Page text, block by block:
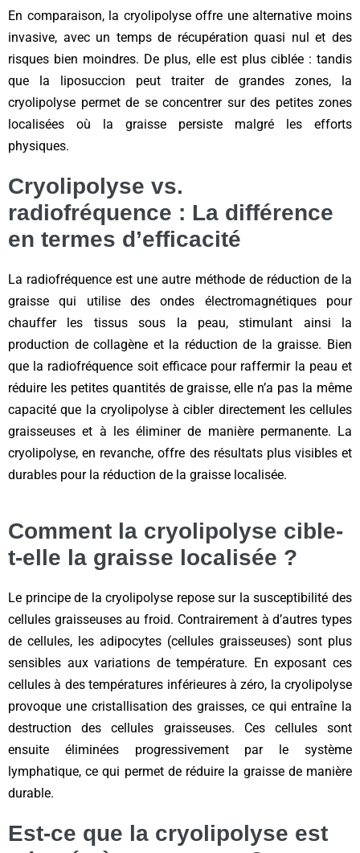
En comparaison, la cryolipolyse offre une alternative moins
invasive, avec un temps de récupération quasi nul et des
risques bien moindres. De plus, elle est plus ciblée : tandis
que la liposuccion peut traiter de grandes zones, la
cryolipolyse permet de se concentrer sur des petites zones
localisées où la graisse persiste malgré les efforts
physiques.
Cryolipolyse vs.
radiofréquence : La différence
en termes d’efficacité
La radiofréquence est une autre méthode de réduction de la
graisse qui utilise des ondes électromagnétiques pour
chauffer les tissus sous la peau, stimulant ainsi la
production de collagène et la réduction de la graisse. Bien
que la radiofréquence soit efficace pour raffermir la peau et
réduire les petites quantités de graisse, elle n’a pas la même
capacité que la cryolipolyse à cibler directement les cellules
graisseuses et à les éliminer de manière permanente. La
cryolipolyse, en revanche, offre des résultats plus visibles et
durables pour la réduction de la graisse localisée.
Comment la cryolipolyse cible-
t-elle la graisse localisée ?
Le principe de la cryolipolyse repose sur la susceptibilité des
cellules graisseuses au froid. Contrairement à d’autres types
de cellules, les adipocytes (cellules graisseuses) sont plus
sensibles aux variations de température. En exposant ces
cellules à des températures inférieures à zéro, la cryolipolyse
provoque une cristallisation des graisses, ce qui entraîne la
destruction des cellules graisseuses. Ces cellules sont
ensuite éliminées progressivement par le système
lymphatique, ce qui permet de réduire la graisse de manière
durable.
Est-ce que la cryolipolyse est